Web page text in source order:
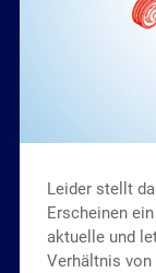
Leider stellt
Erscheinen
aktuelle und
Verhältnis